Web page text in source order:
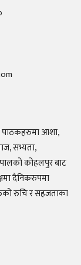
पाठकहरुमा आशा,
सभ्यता,
कोहलपुर बाट
दैनिकरुपमा
रुचि र सहजताका